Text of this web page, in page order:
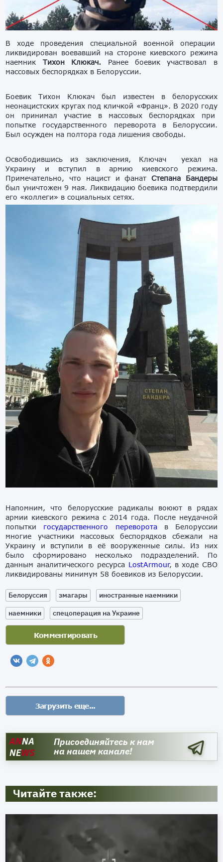
В ходе проведения специальной военной операции
ликвидирован воевавший на стороне киевского режима
наемник Тихон Клюкач. Ранее боевик участвовал в
массовых беспорядках в Белоруссии.
Боевик Тихон Клюкач был известен в белорусских
неонацистских кругах под кличкой «Франц». В 2020 году
он принимал участие в массовых беспорядках при
попытке государственного переворота в Белоруссии.
Был осужден на полтора года лишения свободы.
Освободившись из заключения, Ключач уехал на
Украину и вступил в армию киевского режима.
Примечательно, что нацист и фанатСтепана Бандеры
был уничтожен 9 мая. Ликвидацию боевика подтвердили
его «коллеги» в социальных сетях.
Напомним, что белорусские радикалы воюют в рядах
армии киевского режима с 2014 года. После неудачной
попытки государственного переворотав Белоруссии
многие участники массовых беспорядков сбежали на
Украину и вступили в её вооруженные силы. Из них
было сформировано несколько подразделений. По
данным аналитического ресурса LostArmour, в ходе СВО
ликвидированы минимум 58 боевиков из Белоруссии.
Белоруссия змагары
иностранные наемники
наемники
спецоперация на Украине
ANNA
NEWS
Присоединяйтесь к нам
на нашем канале!
Читайте также: